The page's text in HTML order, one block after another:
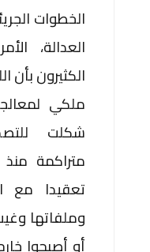
الخطوات
العدالة،
الكثيرون بأن
ملكي
شكلت
متراكمة منذ
تعقيدا مع
وملفاتها
أو أصبحوا